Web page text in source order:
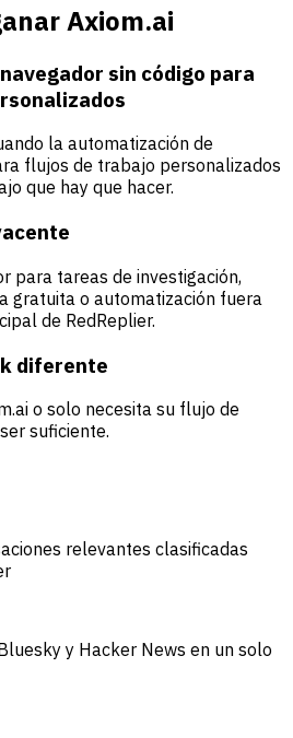
Axiom.ai
sin código para
la automatización de
flujos de trabajo personalizados
que hay que hacer.
para tareas de investigación,
gratuita o automatización fuera
de RedReplier.
diferente
o solo necesita su flujo de
suficiente.
relevantes clasificadas
y Hacker News en un solo